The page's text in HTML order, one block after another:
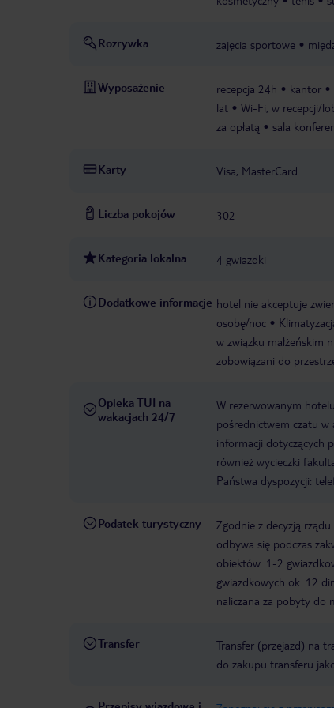
Rozrywka zajęcia sportowe
Wyposażenie recepcja 24h kantor
lat
Wi-Fi, w recepcji/
za opłatą
sala
Karty Visa, MasterCard
Liczba pokojów 302
Kategoria lokalna 4 gwiazdki
Dodatkowe informacje hotel nie akceptuje
osobę/noc
w związku małżeńskim
zobowiązani do
Opieka TUI na
wakacjach 24/7
W rezerwowanym
pośrednictwem czatu w
informacji dotyczących
również wycieczki
Państwa dyspozycji:
Podatek turystyczny
Zgodnie z decyzją
odbywa się podczas
obiektów: 1-2
gwiazdkowych ok. 12
naliczana za pobyty do
Transfer
Transfer (przejazd) na
do zakupu transferu